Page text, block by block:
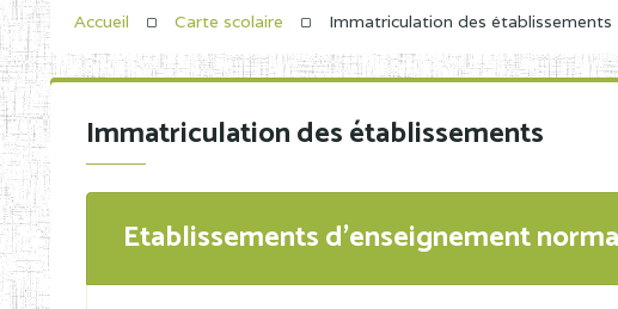
Accueil Carte scolaire Immatriculation des établissements
Immatriculation des établissements
Etablissements d'enseignement